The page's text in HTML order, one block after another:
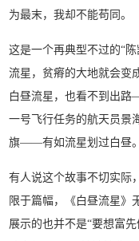
为最末，我却不能苟同。
这是一个再典型不过的“
流星，贫瘠的大地就会变
白昼流星，也看不到出
一号飞行任务的航天员景
旗——有如流星划过白昼。
有人说这个故事不切实际
限于篇幅，《白昼流星》
展示的也并不是“要想富